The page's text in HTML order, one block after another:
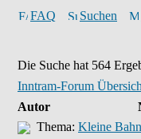
FAQ Suchen
Die Suche hat 564
Inntram-Forum
Autor
Thema: Kleine